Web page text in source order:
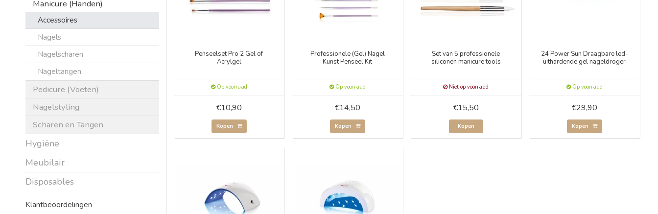
Manicure (Handen)
Accessoires
Nagels
Nagelscharen
Nageltangen
Pedicure (Voeten)
Nagelstyling
Scharen en Tangen
Hygiëne
Meubilair
Disposables
Klantbeoordelingen
Penseelset Pro 2 Gel of
Acrylgel
Op voorraad
€10,90
Kopen
Professionele (Gel) Nagel
Kunst Penseel Kit
Op voorraad
€14,50
Kopen
Set van 5 professionele
siliconen manicure tools
Niet op voorraad
€15,50
Kopen
24 Power Sun Draagbare led-
uithardende gel nageldroger
Op voorraad
€29,90
Kopen